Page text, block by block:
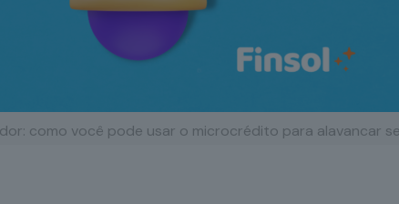
como você pode usar o microcrédito para alavancar